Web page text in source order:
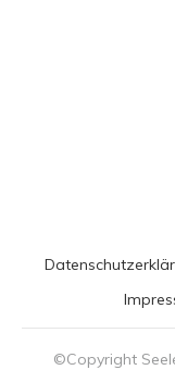
©Copyright